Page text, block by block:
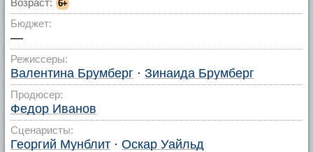
Возраст: 6+
Бюджет:
—
Режиссеры:
Валентина Брумберг · Зинаида Брумберг
Продюсер:
Федор Иванов
Сценаристы:
Георгий Мунблит · Оскар Уайльд